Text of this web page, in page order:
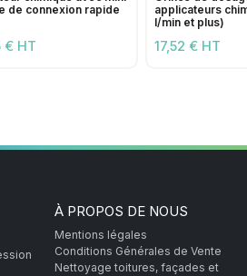
de connexion rapide
€ HT
applicateurs
l/min et plus)
17,52 € HT
À PROPOS DE NOUS
Mentions légales
Conditions Générales de Vente
Nettoyage toitures, façades et